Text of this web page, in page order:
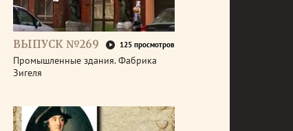
ВЫПУСК №269 125 просмотров
Промышленные здания. Фабрика
Зигеля